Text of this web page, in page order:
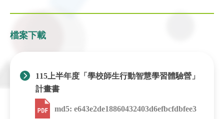
檔案下載
115上半年度「學校師生行動智慧學習體驗營」
計畫書
md5: e643e2de18860432403d6efbcfdbfee3